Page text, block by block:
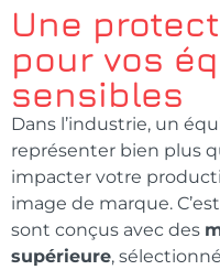
Une
pour vos
sensibles
Dans l’industrie, un
représenter bien plus
impacter votre
image de marque.
sont conçus avec des
supérieure,